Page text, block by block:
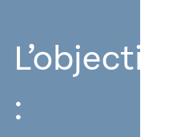
L’objectif
: